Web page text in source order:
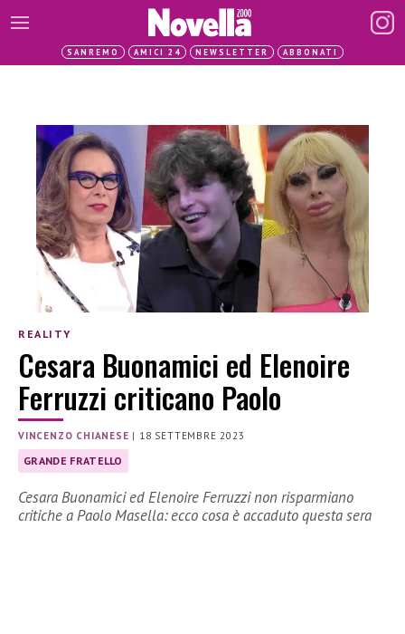
SANREMO AMICI 24 NEWSLETTER ABBONATI
REALITY
Cesara Buonamici ed Elenoire
Ferruzzi criticano Paolo
VINCENZO CHIANESE | 18 SETTEMBRE 2023
GRANDE FRATELLO
Cesara Buonamici ed Elenoire Ferruzzi non risparmiano
critiche a Paolo Masella: ecco cosa è accaduto questa sera